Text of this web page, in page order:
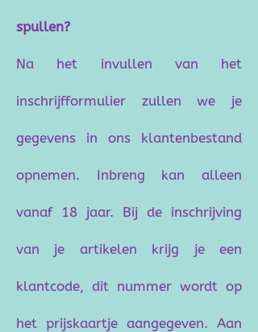
spullen?
Na het invullen van het
inschrijfformulier zullen we je
gegevens in ons klantenbestand
opnemen. Inbreng kan alleen
vanaf 18 jaar. Bij de inschrijving
van je artikelen krijg je een
klantcode, dit nummer wordt op
het prijskaartje aangegeven. Aan